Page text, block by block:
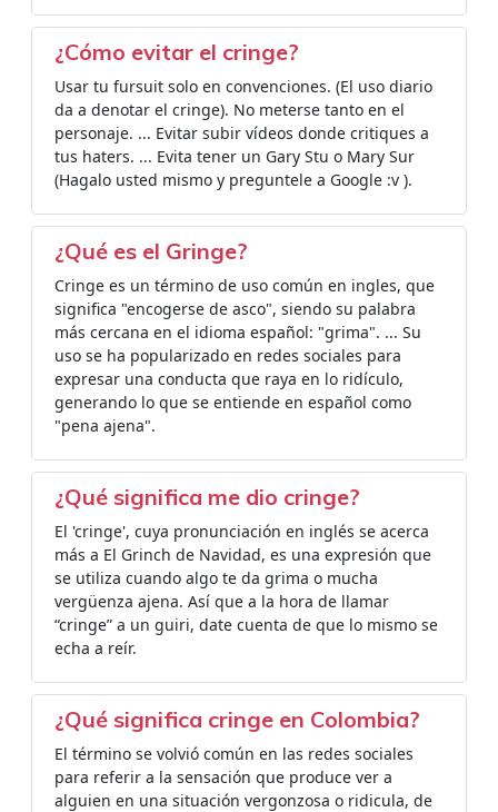
¿Cómo evitar el cringe?
Usar tu fursuit solo en convenciones. (El uso diario
da a denotar el cringe). No meterse tanto en el
personaje. ... Evitar subir vídeos donde critiques a
tus haters. ... Evita tener un Gary Stu o Mary Sur
(Hagalo usted mismo y preguntele a Google :v ).
¿Qué es el Gringe?
Cringe es un término de uso común en ingles, que
significa "encogerse de asco", siendo su palabra
más cercana en el idioma español: "grima". ... Su
uso se ha popularizado en redes sociales para
expresar una conducta que raya en lo ridículo,
generando lo que se entiende en español como
"pena ajena".
¿Qué significa me dio cringe?
El 'cringe', cuya pronunciación en inglés se acerca
más a El Grinch de Navidad, es una expresión que
se utiliza cuando algo te da grima o mucha
vergüenza ajena. Así que a la hora de llamar
“cringe” a un guiri, date cuenta de que lo mismo se
echa a reír.
¿Qué significa cringe en Colombia?
El término se volvió común en las redes sociales
para referir a la sensación que produce ver a
alguien en una situación vergonzosa o ridicula, de